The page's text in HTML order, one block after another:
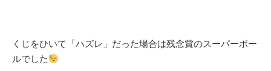
くじをひいて「ハズレ」だった場合は残念賞のスーパーボー
ルでした